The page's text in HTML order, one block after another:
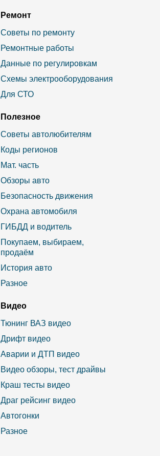
Ремонт
Советы по ремонту
Ремонтные работы
Данные по регулировкам
Схемы электрооборудования
Для СТО
Полезное
Советы автолюбителям
Коды регионов
Мат. часть
Обзоры авто
Безопасность движения
Охрана автомобиля
ГИБДД и водитель
Покупаем, выбираем,
продаём
История авто
Разное
Видео
Тюнинг ВАЗ видео
Дрифт видео
Аварии и ДТП видео
Видео обзоры, тест драйвы
Краш тесты видео
Драг рейсинг видео
Автогонки
Разное